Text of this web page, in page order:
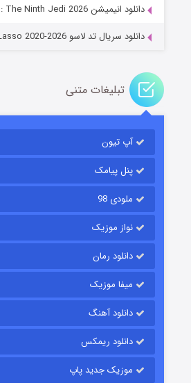
باب اسفنجی فصل ۱۷
قسمت
دانلود انیمیشن Star Wars: The Ninth Jedi 2026
دانلود سریال تد لاسو Ted Lasso 2020-2026
تبلیغات متنی
آپ تیون
پنل پیامک
ملودی 98
نواز موزیک
دانلود رمان
میفا موزیک
دانلود آهنگ
دانلود ریمکس
موزیک جدید پاپ